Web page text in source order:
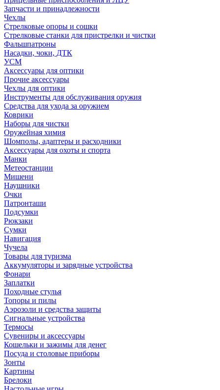
Запчасти и принадлежности
Чехлы
Стрелковые опоры и сошки
Стрелковые станки для пристрелки и чистки
Фальшпатроны
Насадки, чоки, ДТК
УСМ
Аксессуары для оптики
Прочие аксессуары
Чехлы для оптики
Инструменты для обслуживания оружия
Средства для ухода за оружием
Коврики
Наборы для чистки
Оружейная химия
Шомполы, адаптеры и расходники
Аксессуары для охоты и спорта
Манки
Метеостанции
Мишени
Наушники
Очки
Патронташи
Подсумки
Рюкзаки
Сумки
Навигация
Чучела
Товары для туризма
Аккумуляторы и зарядные устройства
Фонари
Заплатки
Походные стулья
Топоры и пилы
Аэрозоли и средства защиты
Сигнальные устройства
Термосы
Сувениры и аксессуары
Кошельки и зажимы для денег
Посуда и столовые приборы
Зонты
Картины
Брелоки